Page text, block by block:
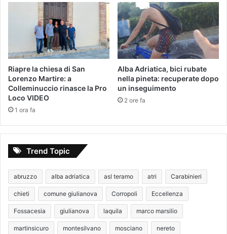
Riapre la chiesa di San
Lorenzo Martire: a
Colleminuccio rinasce la Pro
Loco VIDEO
1 ora fa
Alba Adriatica, bici rubate
nella pineta: recuperate dopo
un inseguimento
2 ore fa
Trend Topic
abruzzo alba adriatica asl teramo atri Carabinieri
chieti comune giulianova Corropoli Eccellenza
Fossacesia giulianova laquila marco marsilio
martinsicuro montesilvano mosciano nereto